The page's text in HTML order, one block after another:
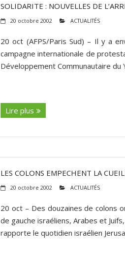
SOLIDARITE : NOUVELLES DE
20 octobre 2002 ACTUALITÉS
20 oct (AFPS/Paris Sud) – Il y a
campagne internationale de
Développement Communautaire du
Lire plus
LES COLONS EMPECHENT LA
20 octobre 2002 ACTUALITÉS
20 oct – Des douzaines de colons
de gauche israéliens, Arabes et
rapporte le quotidien israélien